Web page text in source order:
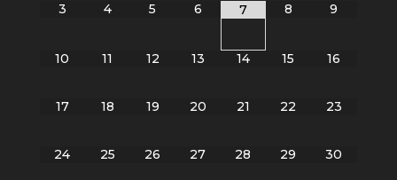
3 4 5 6 7 8 9
10 11 12 13 14 15 16
17 18 19 20 21 22 23
24 25 26 27 28 29 30